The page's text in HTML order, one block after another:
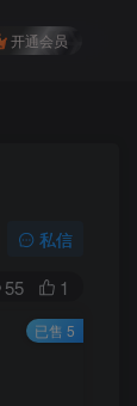
开通会员
私信
55 1
已售 5